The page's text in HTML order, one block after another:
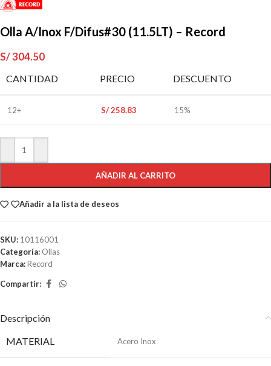
Olla A/Inox F/Difus#30 (11.5LT) – Record
S/304.50
CANTIDAD PRECIO DESCUENTO
12+ S/258.83 15%
AÑADIR AL CARRITO
Añadir a la lista de deseos
SKU: 10116001
Categoría: Ollas
Marca:Record
Compartir:
Descripción
MATERIAL
Acero Inox